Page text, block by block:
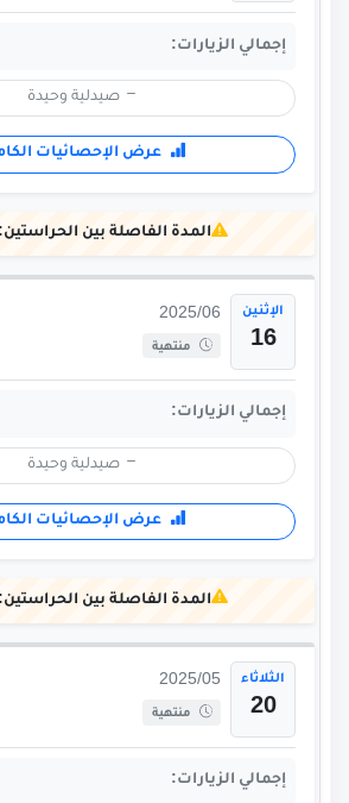
إجمالي الزيارات:
صيدلية وحيدة
عرض الإحصائيات
المدة الفاصلة بين
الإثنين
16
2025/06
منتهية
إجمالي الزيارات:
صيدلية وحيدة
عرض الإحصائيات
المدة الفاصلة بين الحراستين:
الثلاثاء
20
2025/05
منتهية
إجمالي الزيارات: